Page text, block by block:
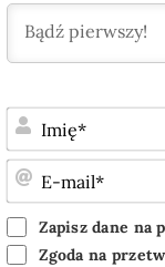
Zapisz dane na
Zgoda na